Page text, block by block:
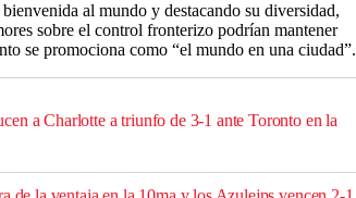
al mundo y destacando su diversidad,
sobre el control fronterizo podrían mantener
se promociona como “el mundo en una ciudad”.
a Charlotte a triunfo de 3-1 ante Toronto en la